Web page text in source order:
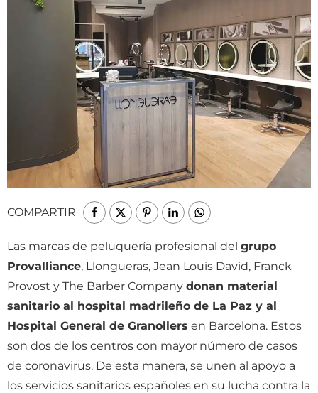
COMPARTIR
Las marcas de peluquería profesional del grupo
Provalliance, Llongueras, Jean Louis David, Franck
Provost y The Barber Company donan material
sanitario al hospital madrileño de La Paz y al
Hospital General de Granollers en Barcelona. Estos
son dos de los centros con mayor número de casos
de coronavirus. De esta manera, se unen al apoyo a
los servicios sanitarios españoles en su lucha contra la